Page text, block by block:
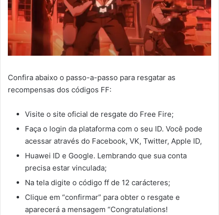
Confira abaixo o passo-a-passo para resgatar as
recompensas dos códigos FF:
Visite o site oficial de resgate do Free Fire;
Faça o login da plataforma com o seu ID. Você pode
acessar através do Facebook, VK, Twitter, Apple ID,
Huawei ID e Google. Lembrando que sua conta
precisa estar vinculada;
Na tela digite o código ff de 12 carácteres;
Clique em “confirmar” para obter o resgate e
aparecerá a mensagem “Congratulations!